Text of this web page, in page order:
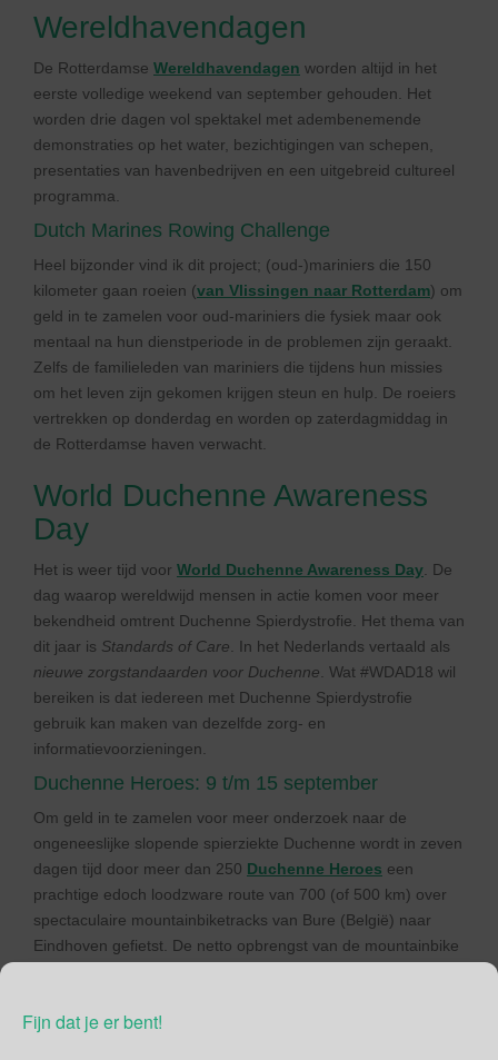
Fijn dat je er bent!
Wereldhavendagen
De Rotterdamse Wereldhavendagen worden altijd in het
eerste volledige weekend van september gehouden. Het
worden drie dagen vol spektakel met adembenemende
demonstraties op het water, bezichtigingen van schepen,
presentaties van havenbedrijven en een uitgebreid cultureel
programma.
Dutch Marines Rowing Challenge
Heel bijzonder vind ik dit project; (oud-)mariniers die 150
kilometer gaan roeien (van Vlissingen naar Rotterdam) om
geld in te zamelen voor oud-mariniers die fysiek maar ook
mentaal na hun dienstperiode in de problemen zijn geraakt.
Zelfs de familieleden van mariniers die tijdens hun missies
om het leven zijn gekomen krijgen steun en hulp. De roeiers
vertrekken op donderdag en worden op zaterdagmiddag in
de Rotterdamse haven verwacht.
World Duchenne Awareness
Day
Het is weer tijd voor World Duchenne Awareness Day . De
dag waarop wereldwijd mensen in actie komen voor meer
bekendheid omtrent Duchenne Spierdystrofie. Het thema van
dit jaar is Standards of Care . In het Nederlands vertaald als
nieuwe zorgstandaarden voor Duchenne . Wat #WDAD18 wil
bereiken is dat iedereen met Duchenne Spierdystrofie
gebruik kan maken van dezelfde zorg- en
informatievoorzieningen.
Duchenne Heroes: 9 t/m 15 september
Om geld in te zamelen voor meer onderzoek naar de
ongeneeslijke slopende spierziekte Duchenne wordt in zeven
dagen tijd door meer dan 250 Duchenne Heroes een
prachtige edoch loodzware route van 700 (of 500 km) over
spectaculaire mountainbiketracks van Bure (België) naar
Eindhoven gefietst. De netto opbrengst van de mountainbike